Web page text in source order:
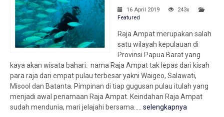
16 April 2019
243x
Featured
Raja Ampat merupakan salah
satu wilayah kepulauan di
Provinsi Papua Barat yang
kaya akan wisata bahari. nama Raja Ampat tak lepas dari kisah
para raja dari empat pulau terbesar yakni Waigeo, Salawati,
Misool dan Batanta. Pimpinan di tiap gugusan pulau itulah yang
menjadi awal penamaan Raja Ampat. Keindahan Raja Ampat
sudah mendunia, mari jelajahi bersama..... selengkapnya